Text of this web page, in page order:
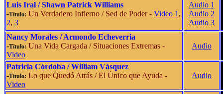
Luis Iral / Shawn Patrick Williams
-Título: Un Verdadero Infierno / Sed de Poder- Video 1 ,
2, 3
Audio 1
Audio 2
Audio 3
Nancy Morales / Armondo Echeverria
-Título: Una Vida Cargada / Situaciones Extremas -
Video
Audio
Patricia Córdoba / William Vásquez
-Título: Lo que Quedó Atrás /El Único que Ayuda -
Video
Audio